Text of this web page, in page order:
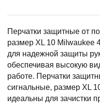
Перчатки защитные от
размер XL 10 Milwaukee
для надежной защиты
обеспечивая высокую
работе. Перчатки
сигнальные, размер XL
идеальны для зачистки